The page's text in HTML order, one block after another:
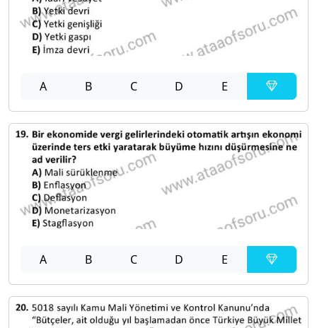
A B C D E
A B C D E